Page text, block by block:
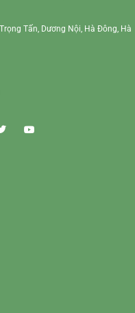
Tấn, Dương Nội, Hà Đông, Hà